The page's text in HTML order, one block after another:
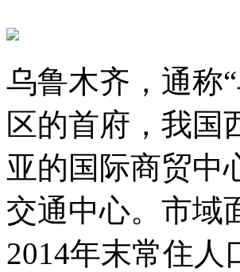
乌鲁木齐，通称
区的首府，我国
亚的国际商贸中
交通中心。市域
2014年末常住人